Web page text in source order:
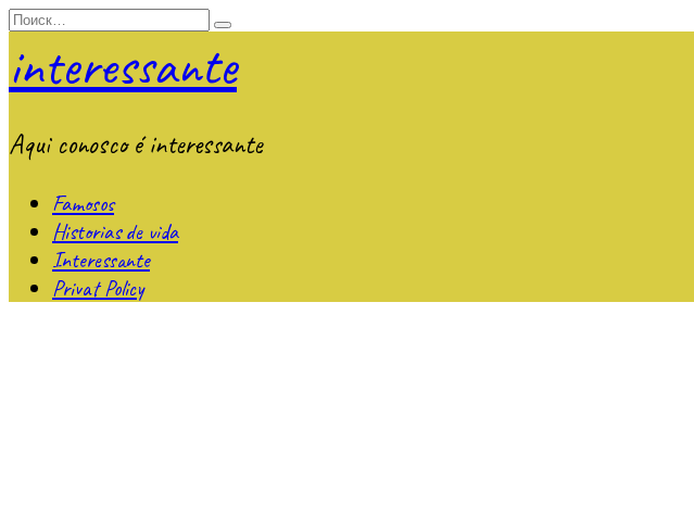
Перейти
содержанию
Search
interessante
Aqui conosco é interessante
Famosos
Historias de vida
Interessante
Privat Policy